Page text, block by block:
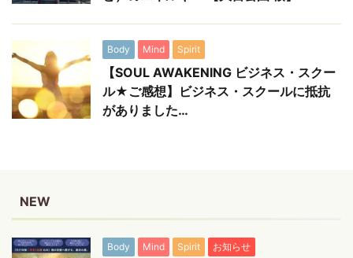
Body Mind Spirit
【SOUL AWAKENING ビジネス・スクー
ル★ご感想】ビジネス・スクールに抵抗
がありました…
NEW
Body Mind Spirit お知らせ